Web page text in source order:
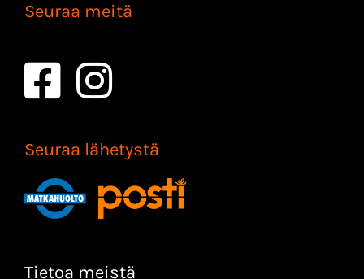
Seuraa meitä
Seuraa lähetystä
Tietoa meistä